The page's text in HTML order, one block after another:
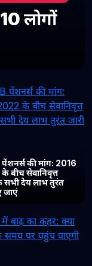
लोगों
की मांग: 2016
बीच सेवानिवृत्त
सभी देय लाभ तुरंत
जाएं